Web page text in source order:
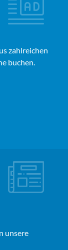
zahlreichen
buchen.
unsere